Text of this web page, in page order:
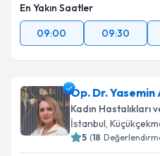
En Yakın Saatler
09:00
09:30
Op. Dr. Yasemin
Kadın Hastalıkları
İstanbul,
5 (18